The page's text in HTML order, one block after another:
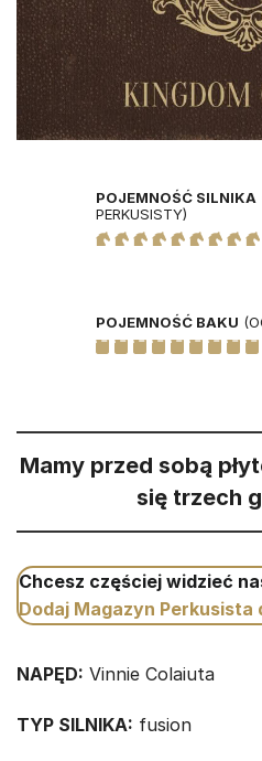
POJEMNOŚĆ SILNIKA
PERKUSISTY)
POJEMNOŚĆ BAKU
Mamy przed sobą
się trzech
Chcesz częściej widzieć
Dodaj Magazyn Perkusista
NAPĘD: Vinnie Colaiuta
TYP SILNIKA: fusion